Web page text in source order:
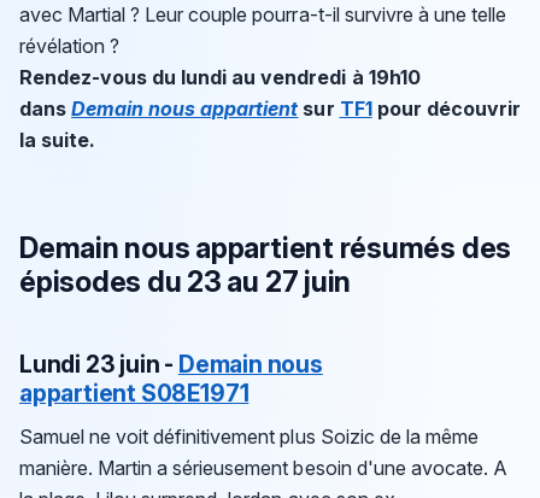
avec Martial ? Leur couple pourra-t-il survivre à une telle
révélation ?
Rendez-vous du lundi au vendredi à 19h10
dansDemain nous appartient sur TF1pour découvrir
la suite.
Demain nous appartient résumés des
épisodes du 23 au 27 juin
Lundi 23 juin - Demain nous
appartient S08E1971
Samuel ne voit définitivement plus Soizic de la même
manière. Martin a sérieusement besoin d'une avocate. A